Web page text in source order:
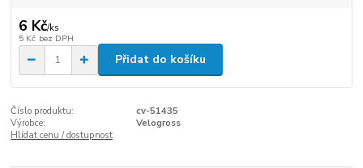
6 Kč/ks
5 Kč bez DPH
Přidat do košíku
Číslo produktu:
cv-51435
Výrobce:
Velogross
Hlídat cenu / dostupnost